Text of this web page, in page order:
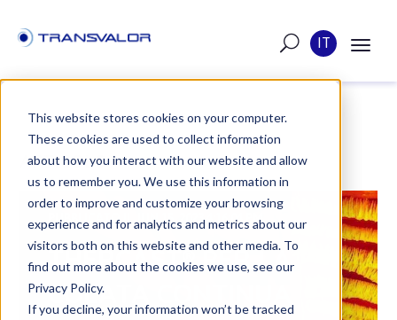
This website stores cookies on your computer.
These cookies are used to collect information
about how you interact with our website and allow
us to remember you. We use this information in
order to improve and customize your browsing
experience and for analytics and metrics about our
visitors both on this website and other media. To
find out more about the cookies we use, see our
Privacy Policy.
If you decline, your information won’t be tracked
IT
ARTICOLO
PUBBLICATO IL JUN 15, 2023 4:16:04 PM
THERCAST® PER LA
COLATA CONTINUA